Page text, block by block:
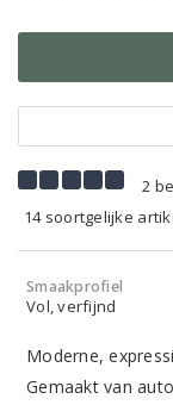
2
14 soortgelijke
Smaakprofiel
Vol, verfijnd
Moderne,
Gemaakt van